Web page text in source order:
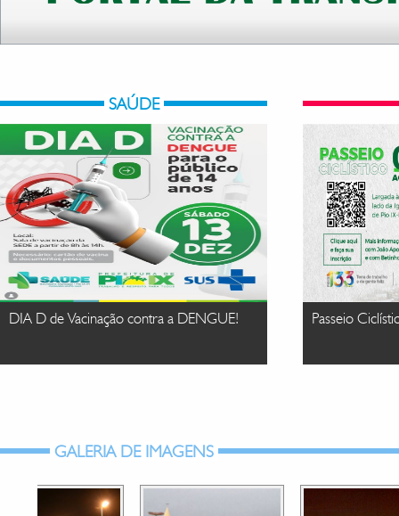
SAÚDE
DIA D de Vacinação contra a DENGUE! Passeio
GALERIA DE IMAGENS